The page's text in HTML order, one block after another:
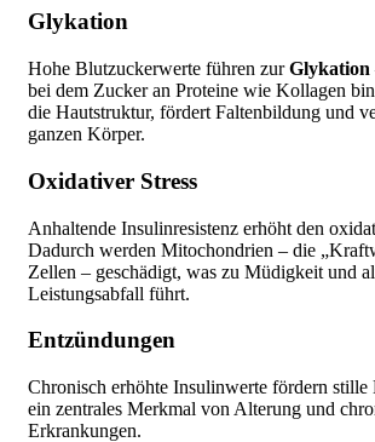
Glykation
Hohe Blutzuckerwerte führen zurGlykation
bei dem Zucker an Proteine wie Kollagen
die Hautstruktur, fördert Faltenbildung und
ganzen Körper.
Oxidativer Stress
Anhaltende Insulinresistenz erhöht den
Dadurch werden Mitochondrien – die
Zellen – geschädigt, was zu Müdigkeit und
Leistungsabfall führt.
Entzündungen
Chronisch erhöhte Insulinwerte fördern stille
ein zentrales Merkmal von Alterung und
Erkrankungen.